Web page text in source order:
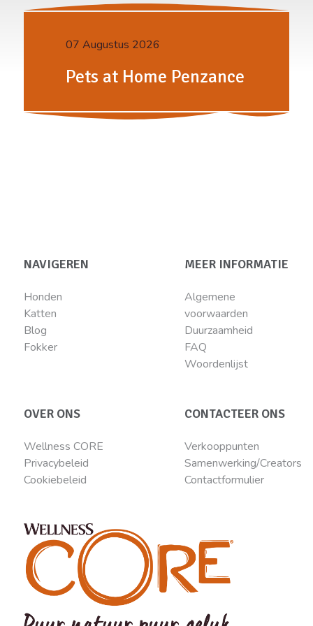
07 Augustus 2026
Pets at Home Penzance
NAVIGEREN
Honden
Katten
Blog
Fokker
MEER INFORMATIE
Algemene
voorwaarden
Duurzaamheid
FAQ
Woordenlijst
OVER ONS
Wellness CORE
Privacybeleid
Cookiebeleid
CONTACTEER ONS
Verkooppunten
Samenwerking/Creators
Contactformulier